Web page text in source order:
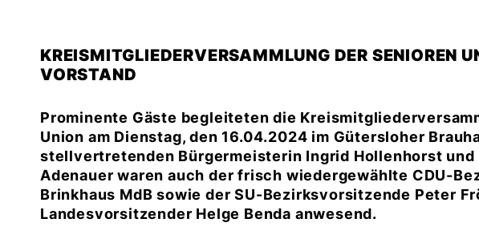
KREISMITGLIEDERVERSAMMLUNG DER SENIOREN
VORSTAND
Prominente Gäste begleiteten die
Union am Dienstag, den 16.04.2024 im Gütersloher
stellvertretenden Bürgermeisterin Ingrid Hollenhorst und
Adenauer waren auch der frisch wiedergewählte CDU-
Brinkhaus MdB sowie der SU-Bezirksvorsitzende Peter
Landesvorsitzender Helge Benda anwesend.